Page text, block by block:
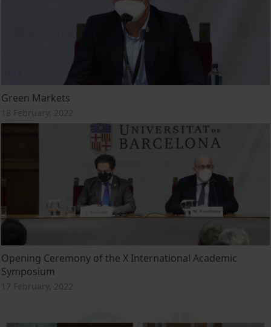
Green Markets
18 February, 2022
Opening Ceremony of the X International Academic
Symposium
17 February, 2022